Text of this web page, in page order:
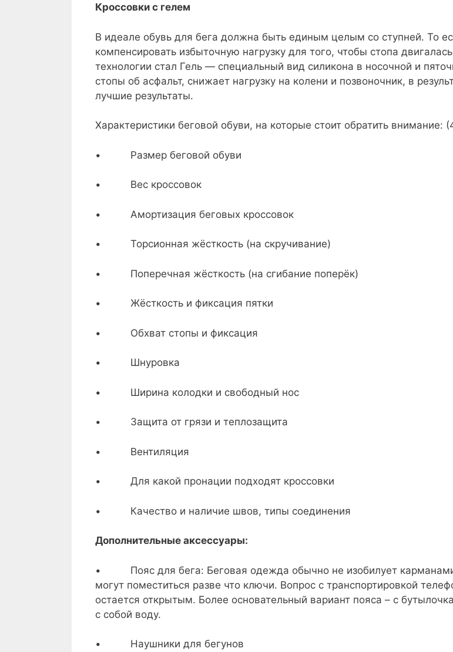
Кроссовки с гелем
В идеале обувь для бега должна быть единым целым со ступней. То
компенсировать избыточную нагрузку для того, чтобы стопа
технологии стал Гель — специальный вид силикона в носочной и
стопы об асфальт, снижает нагрузку на колени и позвоночник, в
лучшие результаты.
Характеристики беговой обуви, на которые стоит обратить внимание:
• Размер беговой обуви
• Вес кроссовок
• Амортизация беговых кроссовок
• Торсионная жёсткость (на скручивание)
• Поперечная жёсткость (на сгибание поперёк)
• Жёсткость и фиксация пятки
• Обхват стопы и фиксация
• Шнуровка
• Ширина колодки и свободный нос
• Защита от грязи и теплозащита
• Вентиляция
• Для какой пронации подходят кроссовки
• Качество и наличие швов, типы соединения
Дополнительные аксессуары:
• Пояс для бега: Беговая одежда обычно не изобилует
могут поместиться разве что ключи. Вопрос с транспортировкой
остается открытым. Более основательный вариант пояса – с
с собой воду.
• Наушники для бегунов